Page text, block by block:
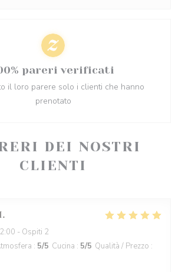
DEI NOSTRI
CLIENTI
- Ospiti 2
: 5/5 Cucina : 5/5 Qualità / Prezzo :
pareri verificati
il loro parere solo i clienti che hanno
prenotato